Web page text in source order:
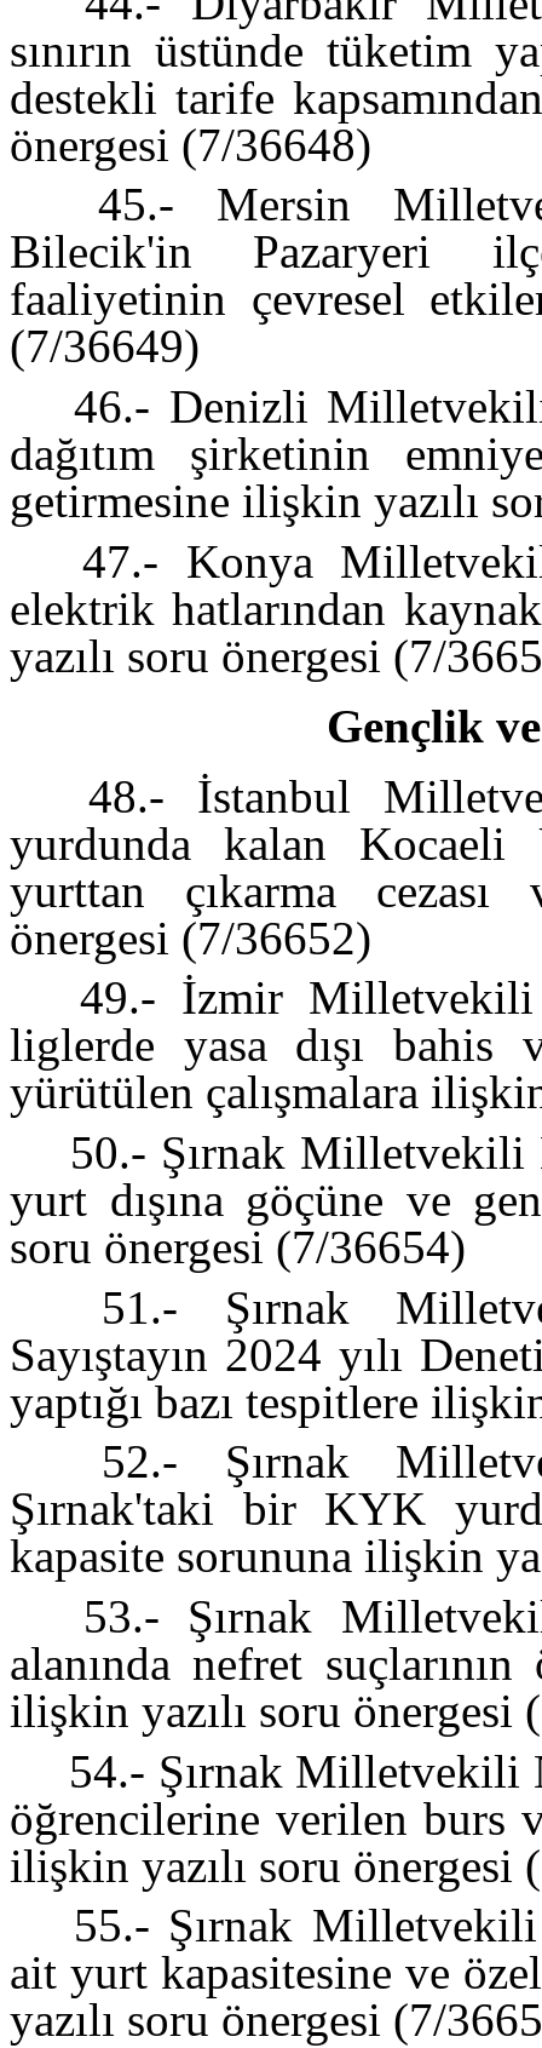
sınırın üstünde tüketim
destekli tarife
önergesi (7/36648)
45.- Mersin
Bilecik'in Pazaryeri
faaliyetinin çevresel
(7/36649)
46.- Denizli
dağıtım şirketinin
getirmesine ilişkin yazılı
47.- Konya
elektrik hatlarından
yazılı soru önergesi (7/
Gençlik
48.- İstanbul
yurdunda kalan
yurttan çıkarma
önergesi (7/36652)
49.- İzmir Milletvekili
liglerde yasa dışı bahis
yürütülen çalışmalara
50.- Şırnak Milletvekili
yurt dışına göçüne ve
soru önergesi (7/36654)
51.- Şırnak
Sayıştayın 2024 yılı
yaptığı bazı tespitlere
52.- Şırnak
Şırnak'taki bir KYK
kapasite sorununa ilişkin
53.- Şırnak
alanında nefret
ilişkin yazılı soru
54.- Şırnak Milletvekili
öğrencilerine verilen burs
ilişkin yazılı soru
55.- Şırnak
ait yurt kapasitesine ve
yazılı soru önergesi (7/